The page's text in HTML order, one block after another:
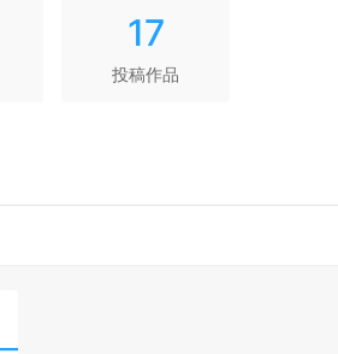
17
投稿作品